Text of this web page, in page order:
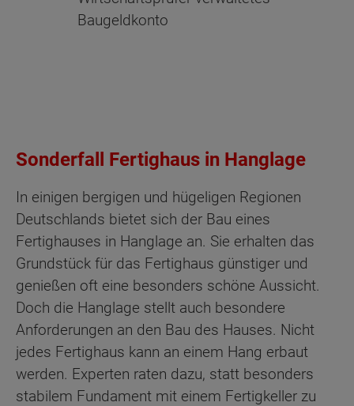
Baugeldkonto
Sonderfall Fertighaus in Hanglage
In einigen bergigen und hügeligen Regionen
Deutschlands bietet sich der Bau eines
Fertighauses in Hanglage an. Sie erhalten das
Grundstück für das Fertighaus günstiger und
genießen oft eine besonders schöne Aussicht.
Doch die Hanglage stellt auch besondere
Anforderungen an den Bau des Hauses. Nicht
jedes Fertighaus kann an einem Hang erbaut
werden. Experten raten dazu, statt besonders
stabilem Fundament mit einem Fertigkeller zu